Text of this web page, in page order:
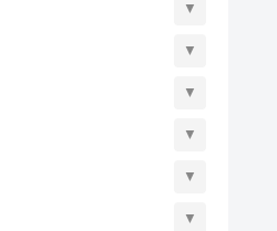
▼
▼
▼
▼
▼
▼